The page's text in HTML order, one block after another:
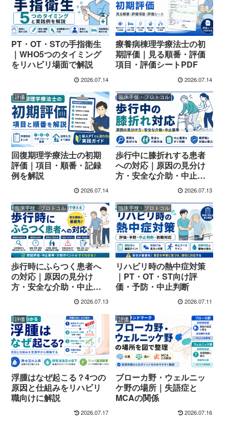
PT・OT・STの手指衛生
｜WHO5つのタイミング
をリハビリ場面で解説
2026.07.14
療養病棟理学療法士の初
期評価｜見る順番・評価
項目・評価シートPDF
2026.07.14
評価
回復期理学療法士の初期
評価｜項目・順番・記録
例を解説
2026.07.14
臨床手技・プロトコル
歩行中に膝折れする患者
への対応｜原因の見分け
方・安全な介助・中止基
2026.07.13
臨床手技・プロトコル
歩行時にふらつく患者へ
の対応｜原因の見分け
方・安全な介助・中止基
2026.07.13
臨床手技・プロトコル
リハビリ時の熱中症対策
｜PT・OT・ST向け評
価・予防・中止判断
2026.07.11
評価
浮腫はなぜ起こる？4つの
原因と仕組みをリハビリ
職向けに解説
2026.07.17
評価
ブローカ野・ウェルニッ
ケ野の場所｜失語症と
MCAの関係
2026.07.16